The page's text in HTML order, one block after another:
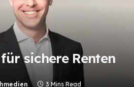
sichere Renten
3 Mins Read